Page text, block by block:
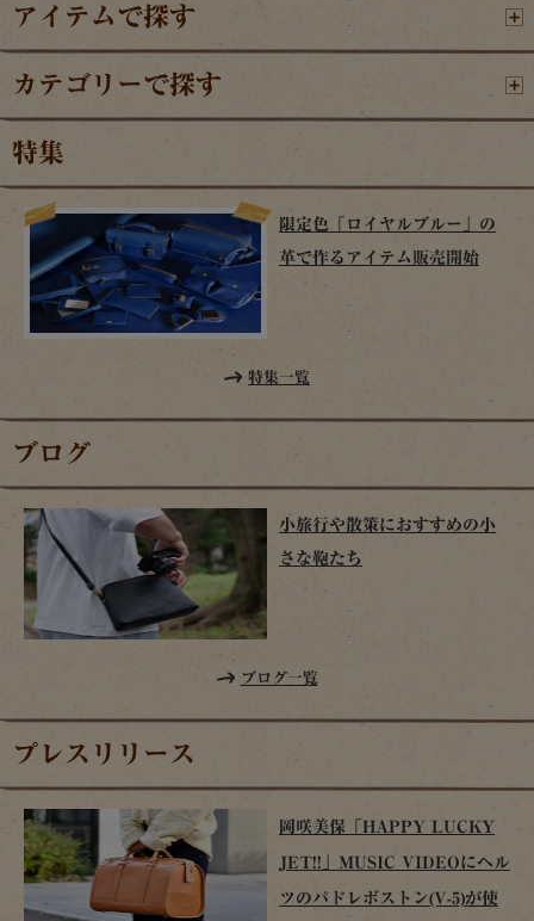
アイテムで探す
カテゴリーで探す
特集
限定色「ロイヤルブルー」の
革で作るアイテム販売開始
特集一覧
ブログ
小旅行や散策におすすめの小
さな鞄たち
ブログ一覧
プレスリリース
岡咲美保「HAPPY LUCKY
JET!!」MUSIC VIDEOにヘル
ツのパドレボストン(V-5)が使